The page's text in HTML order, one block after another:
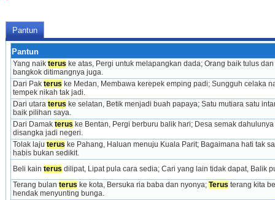
Pantun
Pantun
Yang naik terus ke atas, Pergi untuk melapangkan dada; Orang baik tulus
bangkok ditimangnya juga.
Dari Pak terus ke Medan, Membawa kerepek emping padi; Sungguh celaka
tempek nikah tak jadi.
Dari utara terus ke selatan, Betik menjadi buah papaya; Satu mutiara satu
baik pilihan saya.
Dari Damak terus ke Bentan, Pergi berburu balik hari; Desa semak
disangka jadi negeri.
Tolak laju terus ke Pahang, Haluan menuju Kuala Parit; Bagaimana hati tak
habis bukan sedikit.
Beli kain terus dilipat, Lipat pula cara sedia; Cari yang lain tidak dapat, Balik
Terang bulan terus ke kota, Bersuka ria baba dan nyonya; Terus terang kita
hendak menyunting bunga.